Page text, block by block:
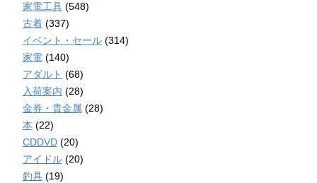
家電工具(548)
古着(337)
イベント・セール(314)
家電(140)
アダルト (68)
入荷案内 (28)
金券・貴金属 (28)
本 (22)
CDDVD(20)
アイドル(20)
釣具(19)